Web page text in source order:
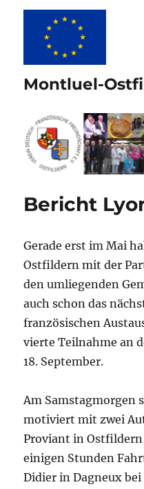
Montluel-
Bericht
Gerade erst im Mai
Ostfildern mit der
den umliegenden
auch schon das
französischen
vierte Teilnahme an
18. September.
Am Samstagmorgen
motiviert mit zwei
Proviant in
einigen Stunden
Didier in Dagneux